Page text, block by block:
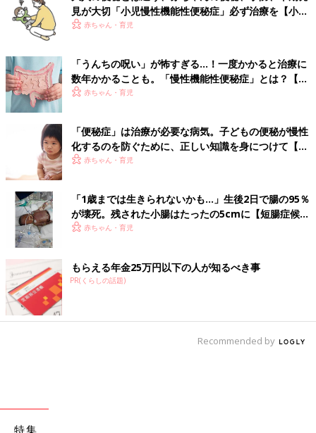
見が大切「小児慢性機能性便秘症」必ず治療を【小児
科医】
赤ちゃん・育児
「うんちの呪い」が怖すぎる…！一度かかると治療に
数年かかることも。「慢性機能性便秘症」とは？【専
門医】
赤ちゃん・育児
「便秘症」は治療が必要な病気。子どもの便秘が慢性
化するのを防ぐために、正しい知識を身につけて【専
門医】
赤ちゃん・育児
「1歳までは生きられないかも…」生後2日で腸の95％
が壊死。残された小腸はたったの5cmに【短腸症候
群・体験談】
赤ちゃん・育児
もらえる年金25万円以下の人が知るべき事
PR(くらしの話題)
Recommended by
特集